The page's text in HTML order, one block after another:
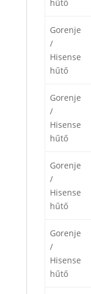
hűtő
Gorenje
/
Hisense
hűtő
Gorenje
/
Hisense
hűtő
Gorenje
/
Hisense
hűtő
Gorenje
/
Hisense
hűtő